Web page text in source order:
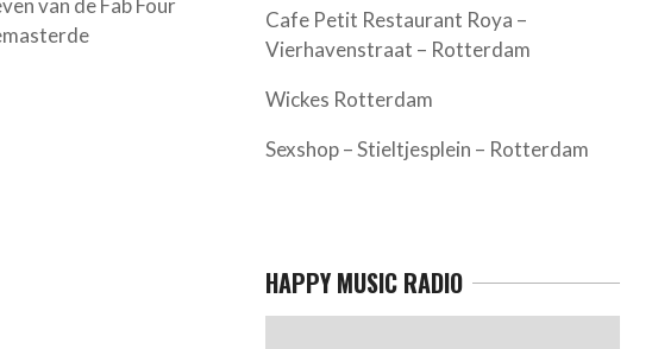
Cafe Petit Restaurant Roya –
Vierhavenstraat – Rotterdam
Wickes Rotterdam
Sexshop – Stieltjesplein – Rotterdam
HAPPY MUSIC RADIO